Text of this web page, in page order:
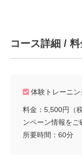
コース詳細 /
体験トレーニン
料金：5,500円（
ンペーン情報をご
所要時間：60分